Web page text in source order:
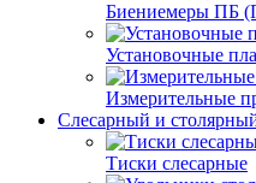
Биениемеры ПБ
Установочные
Измерительные
Слесарный и
Тиски слесарные